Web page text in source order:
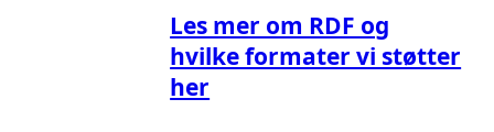
Les mer om RDF og
hvilke formater vi støtter
her